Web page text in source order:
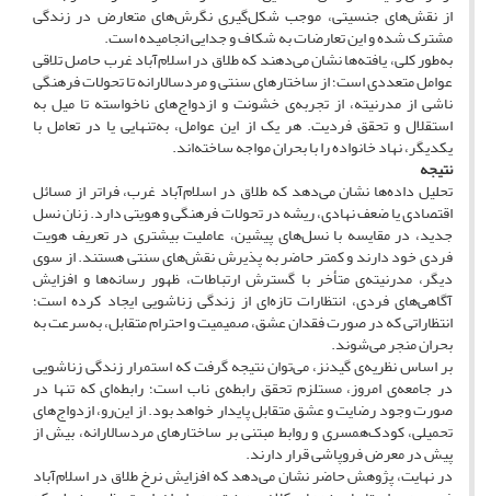
از نقش‌های جنسیتی، موجب شکل‌گیری نگرش‌های متعارض در زندگی
مشترک شده و این تعارضات به شکاف و جدایی انجامیده است.
به‌طور کلی، یافته‌ها نشان می‌دهند که طلاق در اسلام‌آباد غرب حاصل تلاقی
عوامل متعددی است؛ از ساختارهای سنتی و مردسالارانه تا تحولات فرهنگی
ناشی از مدرنیته، از تجربه‌ی خشونت و ازدواج‌های ناخواسته تا میل به
استقلال و تحقق فردیت. هر یک از این عوامل، به‌تنهایی یا در تعامل با
یکدیگر، نهاد خانواده را با بحران مواجه ساخته‌اند.
نتیجه‌
تحلیل داده‌ها نشان می‌دهد که طلاق در اسلام‌آباد غرب، فراتر از مسائل
اقتصادی یا ضعف نهادی، ریشه در تحولات فرهنگی و هویتی دارد. زنان نسل
جدید، در مقایسه با نسل‌های پیشین، عاملیت بیشتری در تعریف هویت
فردی خود دارند و کمتر حاضر به پذیرش نقش‌های سنتی هستند. از سوی
دیگر، مدرنیته‌ی متأخر با گسترش ارتباطات، ظهور رسانه‌ها و افزایش
آگاهی‌های فردی، انتظارات تازه‌ای از زندگی زناشویی ایجاد کرده است؛
انتظاراتی که در صورت فقدان عشق، صمیمیت و احترام متقابل، به‌سرعت به
بحران منجر می‌شوند.
بر اساس نظریه‌ی گیدنز، می‌توان نتیجه گرفت که استمرار زندگی زناشویی
در جامعه‌ی امروز، مستلزم تحقق رابطه‌ی ناب است؛ رابطه‌ای که تنها در
صورت وجود رضایت و عشق متقابل پایدار خواهد بود. از این‌رو، ازدواج‌های
تحمیلی، کودک‌همسری و روابط مبتنی بر ساختارهای مردسالارانه، بیش از
پیش در معرض فروپاشی قرار دارند.
در نهایت، پژوهش حاضر نشان می‌دهد که افزایش نرخ طلاق در اسلام‌آباد